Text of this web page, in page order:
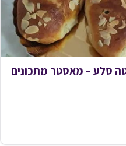
סלע – מאסטר מתכונים